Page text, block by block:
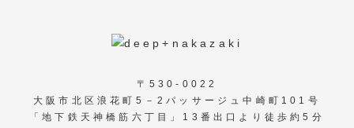
〒530-0022
大阪市北区浪花町5－2パッサージュ中崎町101号
「地下鉄天神橋筋六丁目」13番出口より徒歩約5分